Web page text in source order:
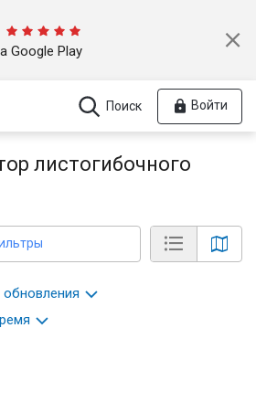
Google Play
Поиск Войти
листогибочного
обновления